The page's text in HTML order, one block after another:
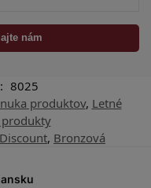
nám
8025
produktov, Letné
produkty
Discount, Bronzová